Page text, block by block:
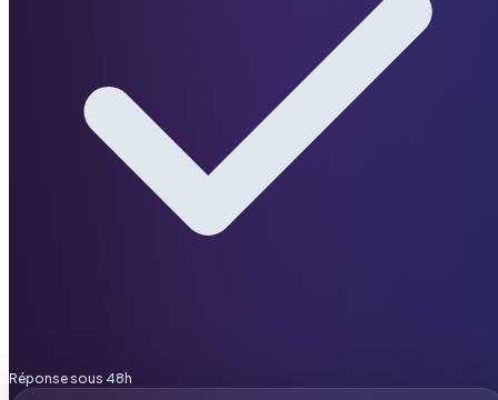
Réponse sous 48h